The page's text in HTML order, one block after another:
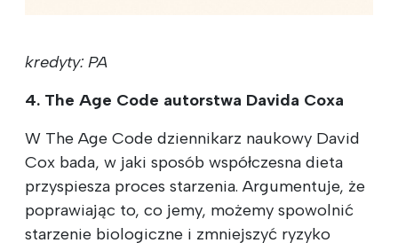
kredyty: PA
4. The Age Code autorstwa Davida Coxa
W The Age Code dziennikarz naukowy David
Cox bada, w jaki sposób współczesna dieta
przyspiesza proces starzenia. Argumentuje, że
poprawiając to, co jemy, możemy spowolnić
starzenie biologiczne i zmniejszyć ryzyko